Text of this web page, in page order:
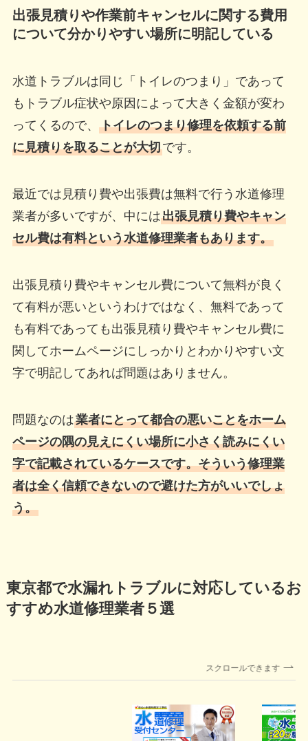
出張見積りや作業前キャンセルに関する費用
について分かりやすい場所に明記している
水道トラブルは同じ「トイレのつまり」であって
もトラブル症状や原因によって大きく金額が変わ
ってくるので、 トイレのつまり修理を依頼する前
に見積りを取ることが大切です。
最近では見積り費や出張費は無料で行う水道修理
業者が多いですが、中には出張見積り費やキャン
セル費は有料という水道修理業者もあります。
出張見積り費やキャンセル費について無料が良く
て有料が悪いというわけではなく、無料であって
も有料であっても出張見積り費やキャンセル費に
関してホームページにしっかりとわかりやすい文
字で明記してあれば問題はありません。
問題なのは業者にとって都合の悪いことをホーム
ページの隅の見えにくい場所に小さく読みにくい
字で記載されているケースです。そういう修理業
者は全く信頼できないので避けた方がいいでしょ
う。
東京都で水漏れトラブルに対応しているお
すすめ水道修理業者５選
スクロールできます